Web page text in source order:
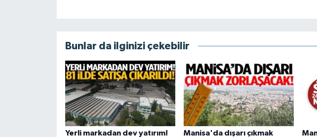
Bunlar da ilginizi çekebilir
Yerli markadan dev yatırım!
Manisa'da dışarı çıkmak